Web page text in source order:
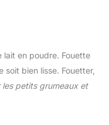
lait en poudre. Fouette
soit bien lisse. Fouetter,
petits grumeaux et